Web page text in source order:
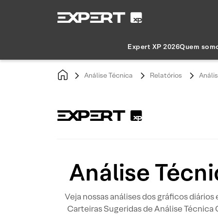
Expert XP 2026Quem
Análise Técnica Relatórios
Análise
Veja nossas análises dos gráficos
Carteiras Sugeridas de Análise